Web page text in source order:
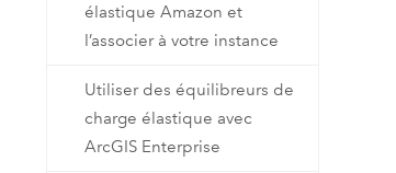
élastique Amazon et
l’associer à votre instance
Utiliser des équilibreurs de
charge élastique avec
ArcGIS Enterprise